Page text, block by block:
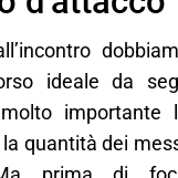
ideale da
importante
quantità dei